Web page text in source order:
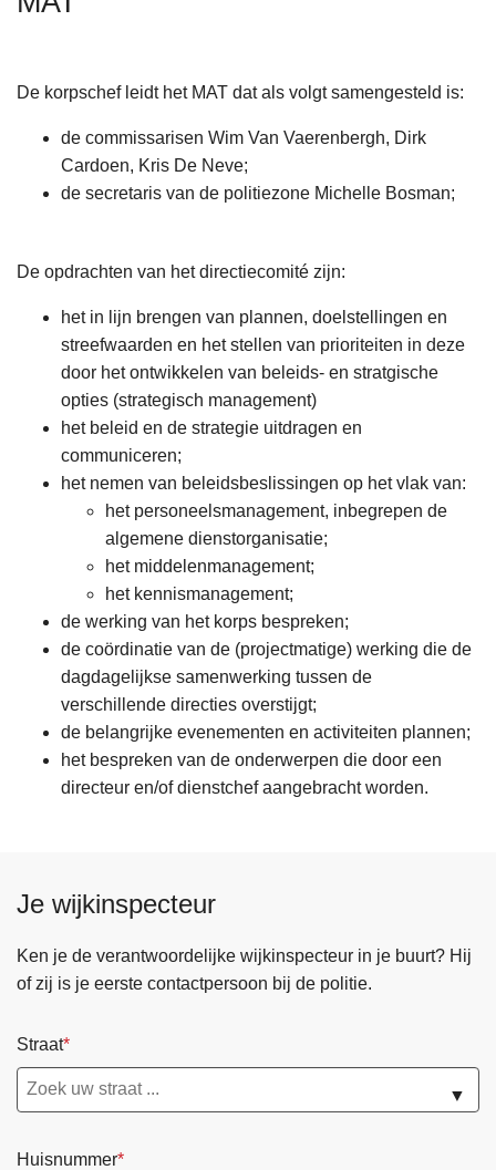
De korpschef leidt het MAT dat als volgt samengesteld is:
de commissarisen Wim Van Vaerenbergh, Dirk
Cardoen, Kris De Neve;
de secretaris van de politiezone Michelle Bosman;
De opdrachten van het directiecomité zijn:
het in lijn brengen van plannen, doelstellingen en
streefwaarden en het stellen van prioriteiten in deze
door het ontwikkelen van beleids- en stratgische
opties (strategisch management)
het beleid en de strategie uitdragen en
communiceren;
het nemen van beleidsbeslissingen op het vlak van:
het personeelsmanagement, inbegrepen de
algemene dienstorganisatie;
het middelenmanagement;
het kennismanagement;
de werking van het korps bespreken;
de coördinatie van de (projectmatige) werking die de
dagdagelijkse samenwerking tussen de
verschillende directies overstijgt;
de belangrijke evenementen en activiteiten plannen;
het bespreken van de onderwerpen die door een
directeur en/of dienstchef aangebracht worden.
Je wijkinspecteur
Ken je de verantwoordelijke wijkinspecteur in je buurt? Hij
of zij is je eerste contactpersoon bij de politie.
Straat
▼
Huisnummer